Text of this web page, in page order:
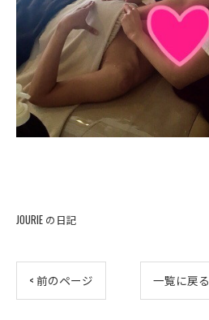
JOURIE の日記
< 前のページ 一覧に戻る